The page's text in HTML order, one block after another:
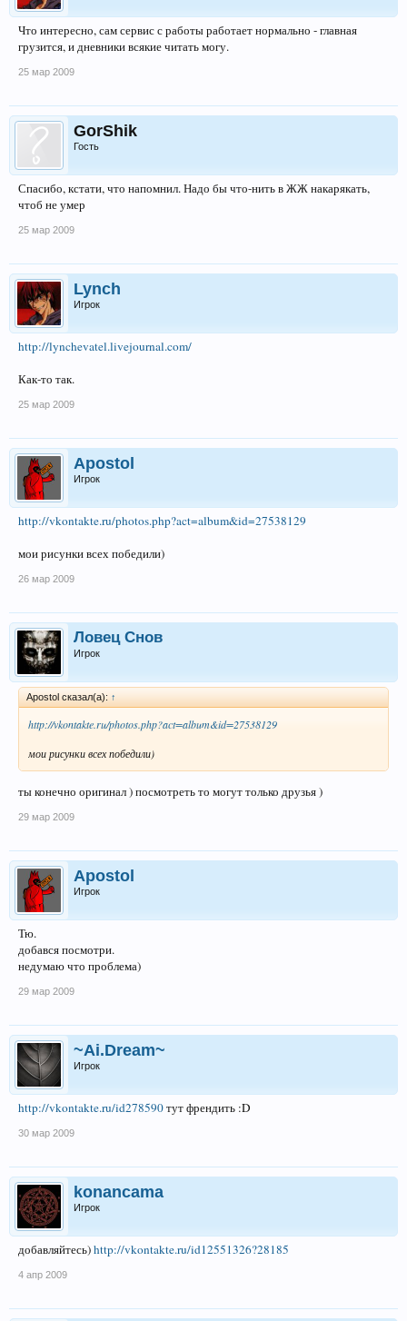
Что интересно, сам сервис с работы работает нормально - главная
грузится, и дневники всякие читать могу.
25 мар 2009
GorShik
Гость
Спасибо, кстати, что напомнил. Надо бы что-нить в ЖЖ накарякать,
чтоб не умер
25 мар 2009
Lynch
Игрок
http://lynchevatel.livejournal.com/
Как-то так.
25 мар 2009
Apostol
Игрок
http://vkontakte.ru/photos.php?act=album&id=27538129
мои рисунки всех победили)
26 мар 2009
Ловец Снов
Игрок
Apostol сказал(а): ↑
http://vkontakte.ru/photos.php?act=album&id=27538129
мои рисунки всех победили)
ты конечно оригинал ) посмотреть то могут только друзья )
29 мар 2009
Apostol
Игрок
Тю.
добався посмотри.
недумаю что проблема)
29 мар 2009
~Ai.Dream~
Игрок
http://vkontakte.ru/id278590тут френдить :D
30 мар 2009
konancama
Игрок
добавляйтесь)http://vkontakte.ru/id12551326?28185
4 апр 2009